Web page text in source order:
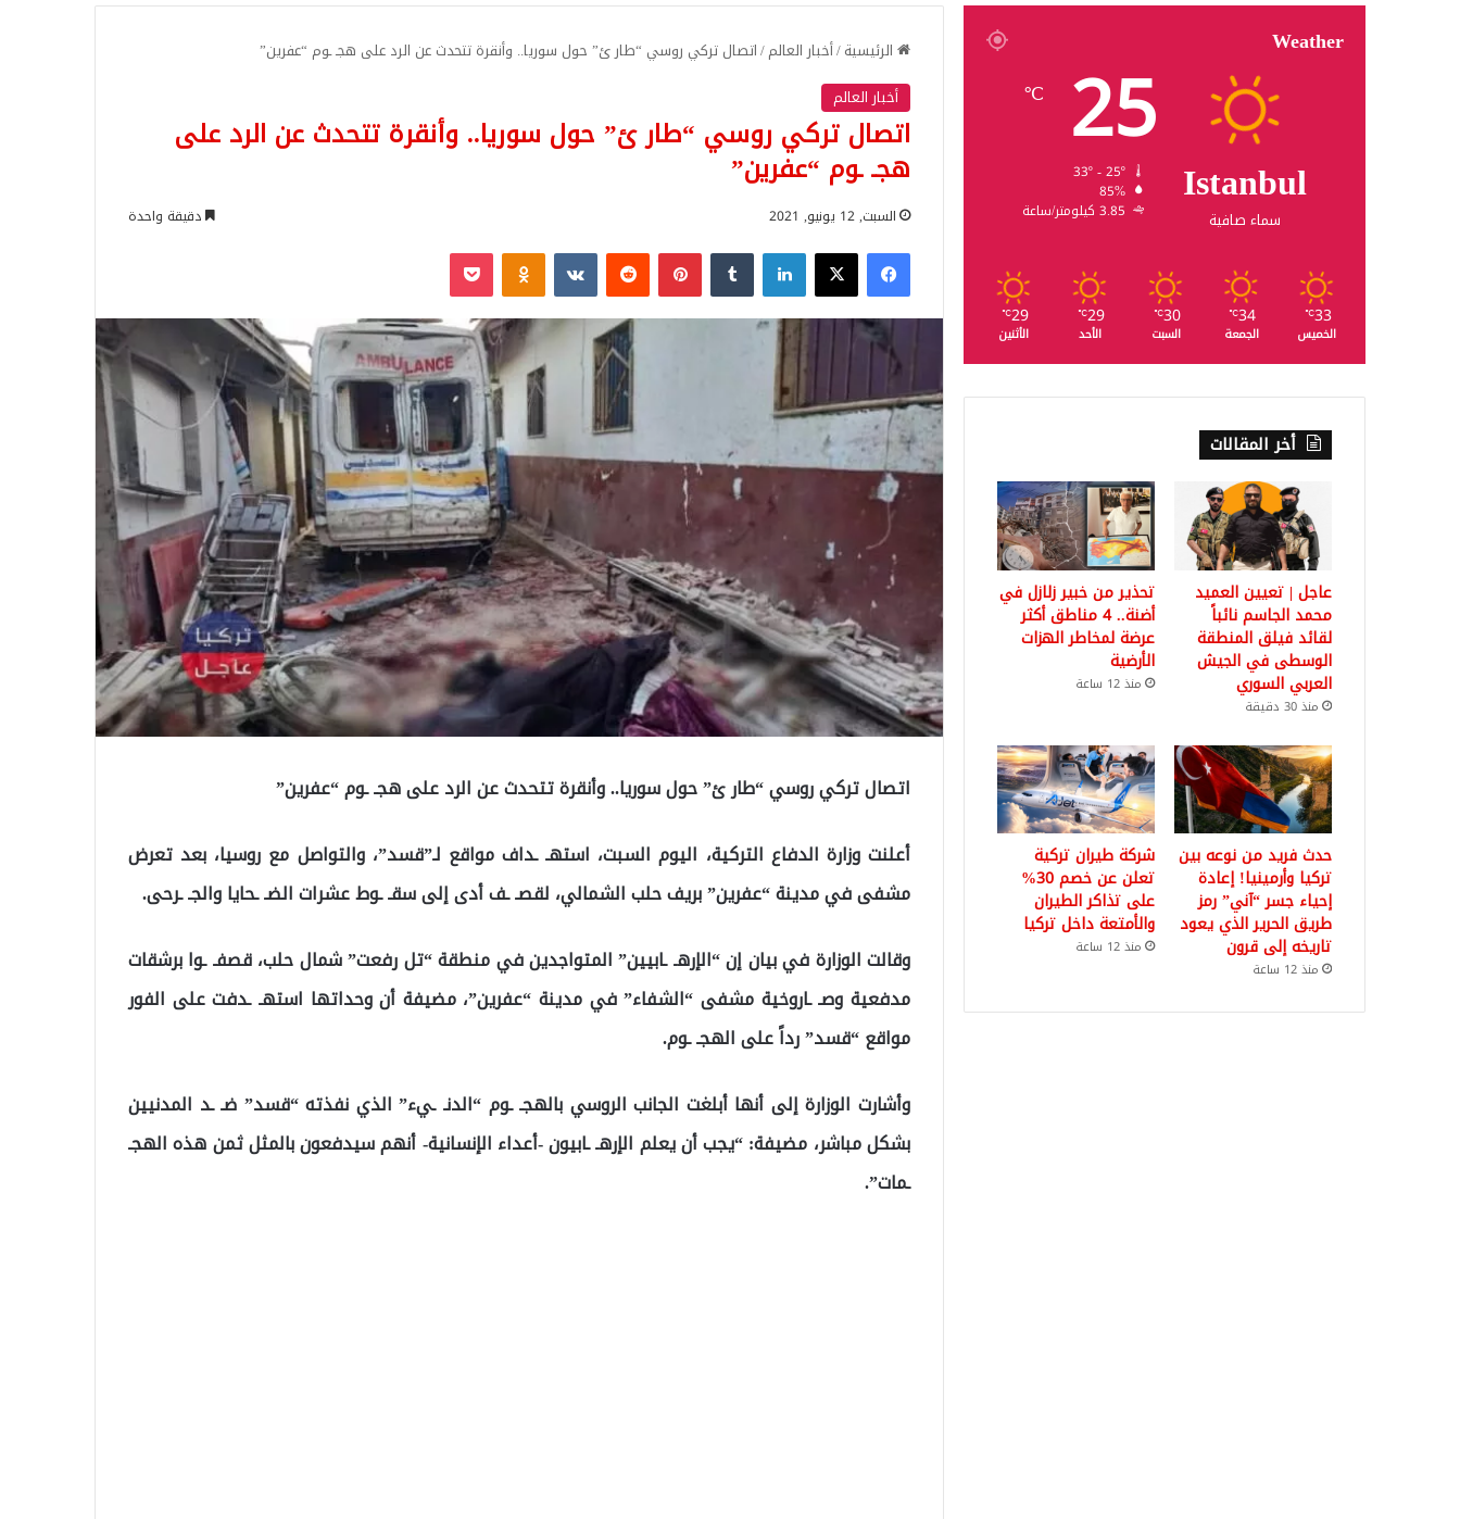
الرئيسية/أخبار العالم/اتصال تركي روسي “طار ئ” حول سوريا.. وأنقرة تتحدث عن الرد على هجـ ـوم “عفرين”
أخبار العالم
اتصال تركي روسي “طار ئ” حول سوريا.. وأنقرة تتحدث عن الرد على
هجـ ـوم “عفرين”
السبت, 12 يونيو, 2021 دقيقة واحدة
فيسبوك ‫X لينكدإن بينتيريست
اتصال تركي روسي “طار ئ” حول سوريا.. وأنقرة تتحدث عن الرد على هجـ ـوم “عفرين”
أعلنت وزارة الدفاع التركية، اليوم السبت، استهـ ـداف مواقع لـ”قسد”، والتواصل مع روسيا، بعد تعرض
مشفى في مدينة “عفرين” بريف حلب الشمالي، لقصـ ـف أدى إلى سقـ ـوط عشرات الضـ ـحايا والجـ ـرحى.
وقالت الوزارة في بيان إن “الإرهـ ـابيين” المتواجدين في منطقة “تل رفعت” شمال حلب، قصفـ ـوا برشقات
مدفعية وصـ ـاروخية مشفى “الشفاء” في مدينة “عفرين”، مضيفة أن وحداتها استهـ ـدفت على الفور
مواقع “قسد” رداً على الهجـ ـوم.
وأشارت الوزارة إلى أنها أبلغت الجانب الروسي بالهجـ ـوم “الدنـ ـيء” الذي نفذته “قسد” ضـ ـد المدنيين
بشكل مباشر، مضيفة: “يجب أن يعلم الإرهـ ـابيون -أعداء الإنسانية- أنهم سيدفعون بالمثل ثمن هذه الهجـ
ـمات”.
Weather
Istanbul
سماء صافية
25
℃
85%
3.85 كيلومتر/ساعة
33
℃
الخميس
34
℃
الجمعة
30
℃
السبت
29
℃
الأحد
29
℃
الأثنين
أخر المقالات
عاجل | تعيين العميد
محمد الجاسم نائباً
لقائد فيلق المنطقة
الوسطى في الجيش
العربي السوري
منذ 30 دقيقة
تحذير من خبير زلازل في
أضنة.. 4 مناطق أكثر
عرضة لمخاطر الهزات
الأرضية
منذ 12 ساعة
حدث فريد من نوعه بين
تركيا وأرمينيا! إعادة
إحياء جسر “آني” رمز
طريق الحرير الذي يعود
تاريخه إلى قرون
منذ 12 ساعة
شركة طيران تركية
تعلن عن خصم 30%
على تذاكر الطيران
والأمتعة داخل تركيا
منذ 12 ساعة